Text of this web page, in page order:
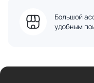
Большой
удобным